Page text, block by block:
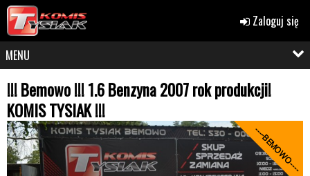
Zaloguj się
MENU
!!! Bemowo !!! 1.6 Benzyna 2007 rok produkcji!
KOMIS TYSIAK !!!
----BEMOWO----